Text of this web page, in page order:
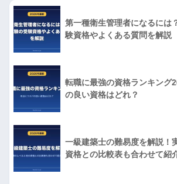
第一種衛生管理者になるには
験資格やよくある質問を解説
転職に最強の資格ランキング
の良い資格はどれ？
一級建築士の難易度を解説！
資格との比較表も合わせて紹